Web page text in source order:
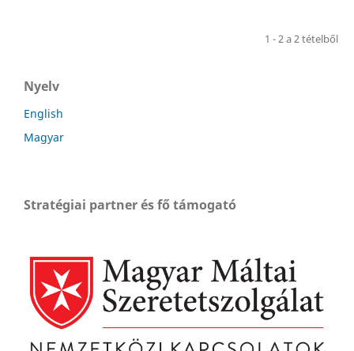
1 - 2 a 2 tételből
Nyelv
English
Magyar
Stratégiai partner és fő támogató